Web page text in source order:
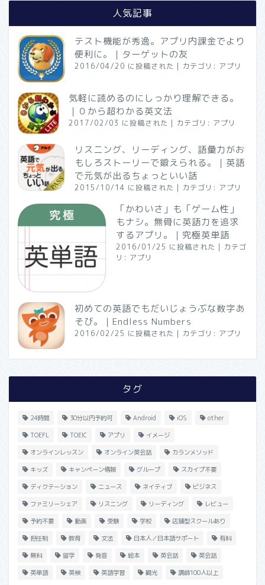
人気記事
テスト機能が秀逸。アプリ内課金でより
便利に。｜ターゲットの友
2016/04/20 に投稿された | カテゴリ: アプリ
気軽に読めるのにしっかり理解できる。
｜０から超わかる英文法
2017/02/03 に投稿された | カテゴリ: アプリ
リスニング、リーディング、語彙力がお
もしろストーリーで鍛えられる。｜英語
で元気が出るちょっといい話
2015/10/14 に投稿された | カテゴリ: アプリ
「かわいさ」も「ゲーム性」
もナシ。無骨に英語力を追求
するアプリ。｜究極英単語
2016/01/25 に投稿された | カテゴ
リ: アプリ
初めての英語でもだいじょうぶな数字あ
そび。｜Endless Numbers
2016/02/25 に投稿された | カテゴリ: アプリ
タグ
24時間 30分以内予約可 Android iOS other
TOEFL TOEIC アプリ イメージ
オンラインレッスン オンライン英会話 カランメソッド
キッズ キャンペーン情報 グループ スカイプ不要
ディクテーション ニュース ネイティブ ビジネス
ファミリーシェア リスニング リーディング レビュー
予約不要 動画 受験 学校 店舗型スクールあり
担任制 教育 文法 日本人／日本語サポート 有料
無料 留学 発音 絵本 英会話 英会話
英単語 英検 英語学習 観光 講師100人以上